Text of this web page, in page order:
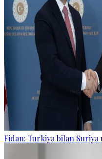
Fidan: Turkiya bilan Suriya